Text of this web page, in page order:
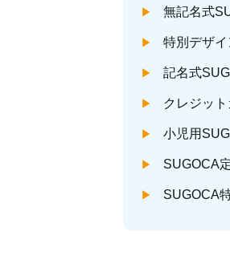
無記名式
特別デザ
記名式
クレジッ
小児用
SUGOCA
SUGOCA